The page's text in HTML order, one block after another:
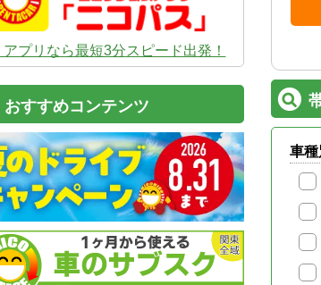
車
プリなら最短3分スピード出発！
おすすめコンテンツ